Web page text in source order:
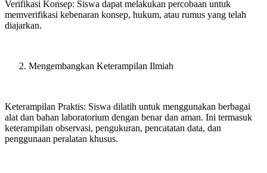
Verifikasi Konsep: Siswa dapat melakukan percobaan untuk
memverifikasi kebenaran konsep, hukum, atau rumus yang telah
diajarkan.
Mengembangkan Keterampilan Ilmiah
Keterampilan Praktis: Siswa dilatih untuk menggunakan berbagai
alat dan bahan laboratorium dengan benar dan aman. Ini termasuk
keterampilan observasi, pengukuran, pencatatan data, dan
penggunaan peralatan khusus.